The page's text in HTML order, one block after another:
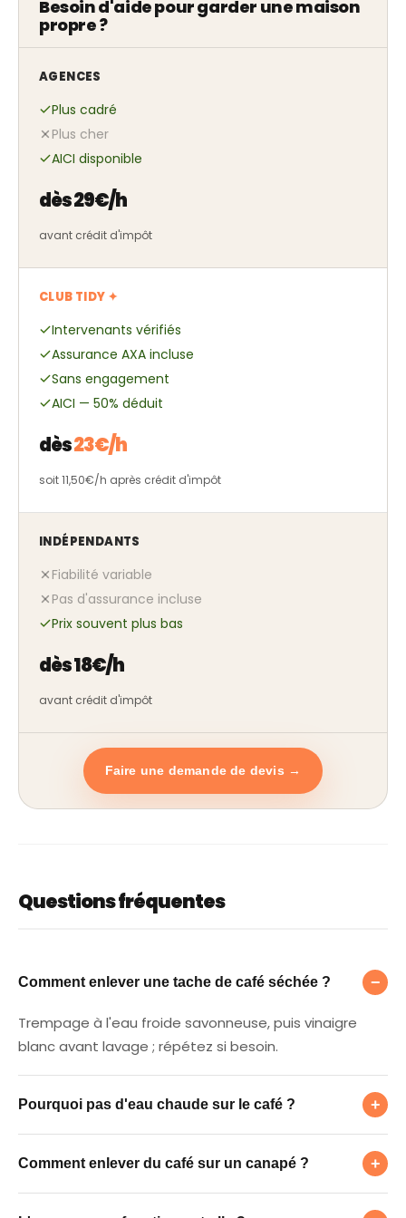
Besoin d'aide pour garder une maison
propre ?
AGENCES
Plus cadré
Plus cher
AICI disponible
dès 29€/h
avant crédit d'impôt
CLUB TIDY ✦
Intervenants vérifiés
Assurance AXA incluse
Sans engagement
AICI — 50% déduit
dès23€/h
soit 11,50€/h après crédit d'impôt
INDÉPENDANTS
Fiabilité variable
Pas d'assurance incluse
Prix souvent plus bas
dès 18€/h
avant crédit d'impôt
Faire une demande de devis →
Questions fréquentes
Comment enlever une tache de café
Comment enlever une tache de café séchée ? −
Trempage à l'eau froide savonneuse, puis vinaigre
blanc avant lavage ; répétez si besoin.
Pourquoi pas d'eau chaude sur le café ? +
à enlever.
Comment enlever du café sur un canapé ?
Comment enlever du café sur un canapé ? +